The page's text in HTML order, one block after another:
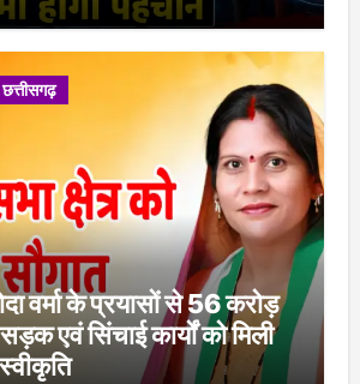
छत्तीसगढ़
वर्मा के प्रयासों से 56 करोड़
एवं सिंचाई कार्यों को मिली